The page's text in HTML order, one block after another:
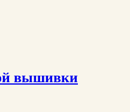
вышивки